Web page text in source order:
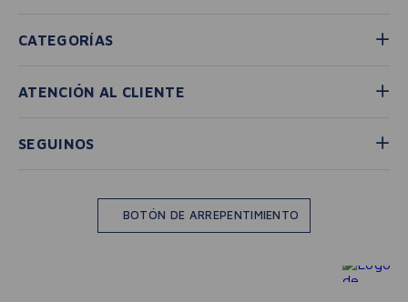
CATEGORÍAS
ATENCIÓN AL CLIENTE
SEGUINOS
BOTÓN DE ARREPENTIMIENTO